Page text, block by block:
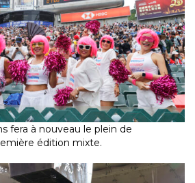
fera à nouveau le plein de
édition mixte.